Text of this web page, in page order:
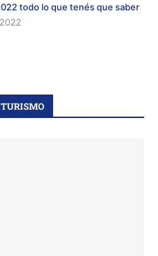
todo lo que tenés que saber
TURISMO